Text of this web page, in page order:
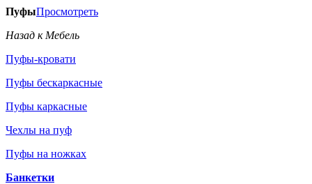
ПуфыПросмотреть
Назад к Мебель
Пуфы-кровати
Пуфы бескаркасные
Пуфы каркасные
Чехлы на пуф
Пуфы на ножках
Банкетки